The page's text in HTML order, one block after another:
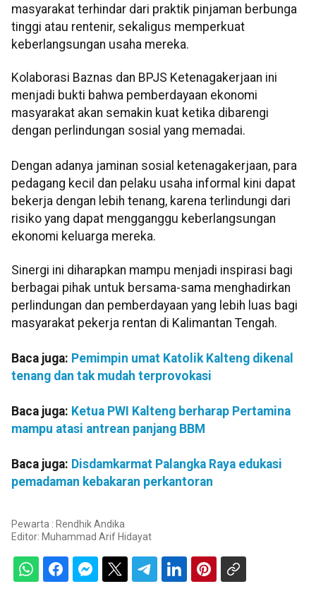
masyarakat terhindar dari praktik pinjaman berbunga
tinggi atau rentenir, sekaligus memperkuat
keberlangsungan usaha mereka.
Kolaborasi Baznas dan BPJS Ketenagakerjaan ini
menjadi bukti bahwa pemberdayaan ekonomi
masyarakat akan semakin kuat ketika dibarengi
dengan perlindungan sosial yang memadai.
Dengan adanya jaminan sosial ketenagakerjaan, para
pedagang kecil dan pelaku usaha informal kini dapat
bekerja dengan lebih tenang, karena terlindungi dari
risiko yang dapat mengganggu keberlangsungan
ekonomi keluarga mereka.
Sinergi ini diharapkan mampu menjadi inspirasi bagi
berbagai pihak untuk bersama-sama menghadirkan
perlindungan dan pemberdayaan yang lebih luas bagi
masyarakat pekerja rentan di Kalimantan Tengah.
Baca juga: Pemimpin umat Katolik Kalteng dikenal
tenang dan tak mudah terprovokasi
Baca juga: Ketua PWI Kalteng berharap Pertamina
mampu atasi antrean panjang BBM
Baca juga: Disdamkarmat Palangka Raya edukasi
pemadaman kebakaran perkantoran
Pewarta : Rendhik Andika
Editor: Muhammad Arif Hidayat